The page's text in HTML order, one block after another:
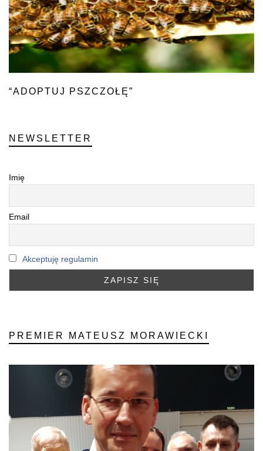
“ADOPTUJ PSZCZOŁĘ”
NEWSLETTER
Imię
Email
Akceptuję regulamin
PREMIER MATEUSZ MORAWIECKI